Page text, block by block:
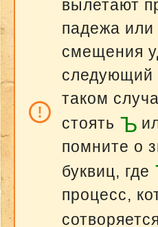
вылетают
падежа или
смещения
следующий
таком
стоять Ъ
помните о
буквиц, где
процесс,